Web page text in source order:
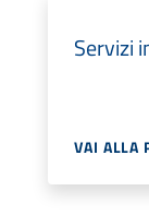
Servizi
VAI ALLA